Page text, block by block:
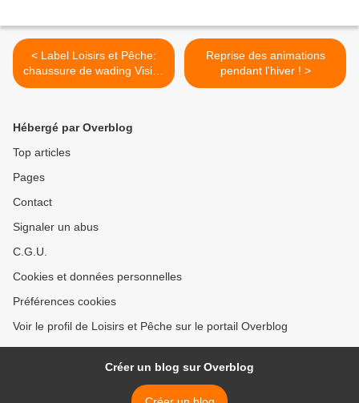
< Label Loisirs et Pêche:
chaussure de wading Vision
Mako
Reprise des animations
pendant l'hiver ! >
Hébergé par Overblog
Top articles
Pages
Contact
Signaler un abus
C.G.U.
Cookies et données personnelles
Préférences cookies
Voir le profil de Loisirs et Pêche sur le portail Overblog
Créer un blog sur Overblog